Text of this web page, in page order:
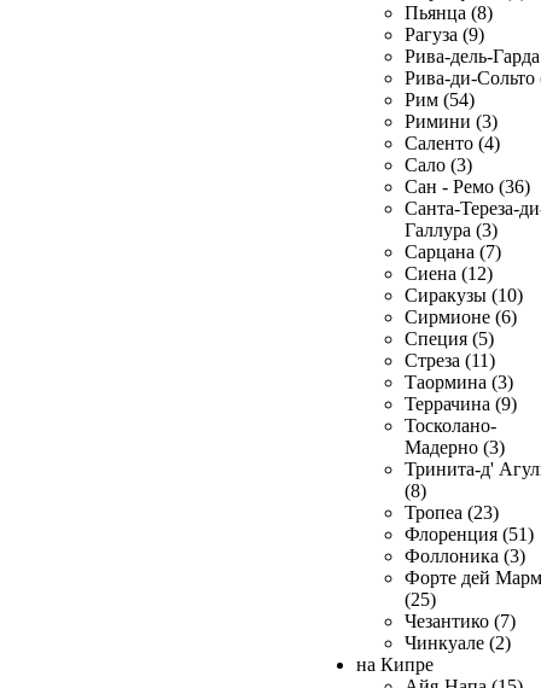
Пьянца (8)
Рагуза (9)
Рива-дель-
Рива-ди-Сольто
Рим (54)
Римини (3)
Саленто (4)
Сало (3)
Сан - Ремо (36)
Санта-Тереза-
Галлура (3)
Сарцана (7)
Сиена (12)
Сиракузы (10)
Сирмионе (6)
Специя (5)
Стреза (11)
Таормина (3)
Террачина (9)
Тосколано-
Мадерно (3)
Тринита-д'
(8)
Тропеа (23)
Флоренция (51)
Фоллоника (3)
Форте дей
(25)
Чезантико (7)
Чинкуале (2)
на Кипре